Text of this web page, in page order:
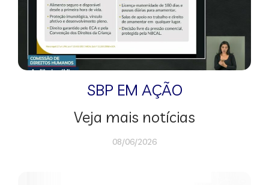
SBP EM AÇÃO
Veja mais notícias
08/06/2026